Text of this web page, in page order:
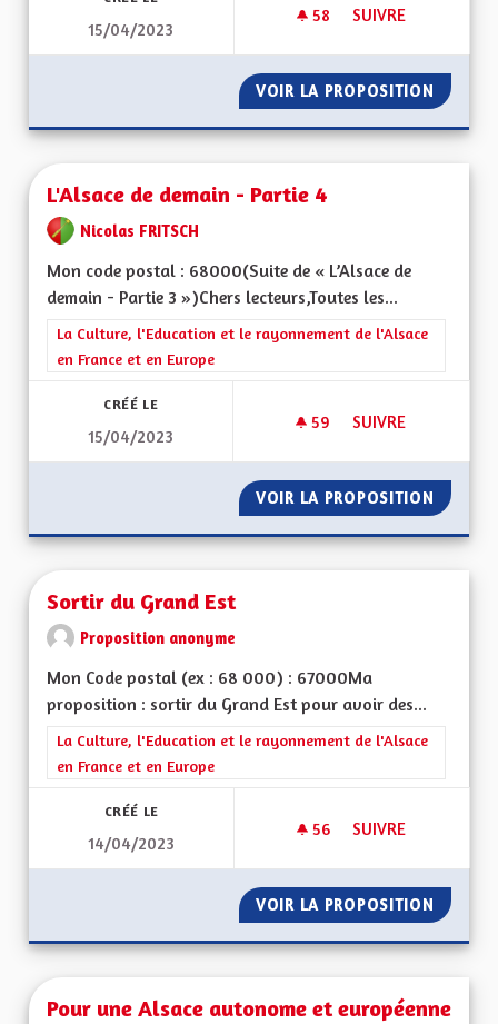
15/04/2023
58 58 ABONNÉS
SUIVRE
VOIR LA PROPOSITION
L'Alsace de demain - Partie 4
Nicolas FRITSCH
Mon code postal : 68000(Suite de « L’Alsace de
demain - Partie 3 »)Chers lecteurs,Toutes les...
Filtrer les résultats de la catégorie : La Culture, l'Education et
La Culture, l'Education et le rayonnement de l'Alsace
en France et en Europe
CRÉÉ LE
15/04/2023
59 59 ABONNÉS
SUIVRE
VOIR LA PROPOSITION
Sortir du Grand Est
Proposition anonyme
Mon Code postal (ex : 68 000) : 67000Ma
proposition : sortir du Grand Est pour avoir des...
Filtrer les résultats de la catégorie : La Culture, l'Education et
La Culture, l'Education et le rayonnement de l'Alsace
en France et en Europe
CRÉÉ LE
14/04/2023
56 56 ABONNÉS
SUIVRE
VOIR LA PROPOSITION
Pour une Alsace autonome et européenne